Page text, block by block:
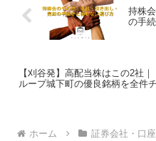
持株
の手
【刈谷発】高配当株はこの2社
ループ城下町の優良銘柄を全件
ホーム 証券会社・口